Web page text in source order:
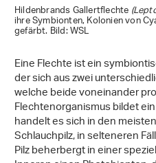
Hildenbrands Gallertflechte
ihre Symbionten, Kolonien von
gefärbt. Bild: WSL
Eine Flechte ist ein
der sich aus zwei
welche beide voneinander
Flechtenorganismus bildet
handelt es sich in den
Schlauchpilz, in selteneren
Pilz beherbergt in einer